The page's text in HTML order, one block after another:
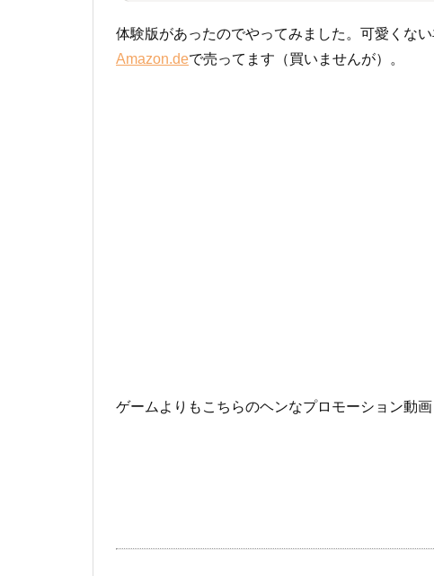
体験版があったのでやってみました。可愛くな
Amazon.deで売ってます（買いませんが）。
ゲームよりもこちらのヘンなプロモーション動